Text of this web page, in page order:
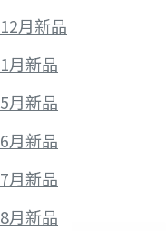
12月新品
1月新品
5月新品
6月新品
7月新品
8月新品